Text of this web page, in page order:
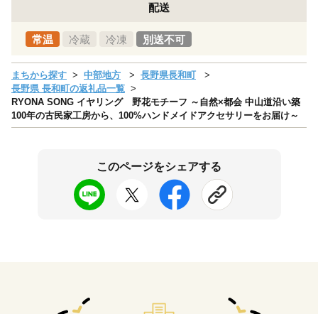
配送
常温 冷蔵 冷凍 別送不可
まちから探す 中部地方
長野県長和町
長野県 長和町の返礼品一覧
RYONA SONG イヤリング 野花モチーフ ～自然×都会 中山道沿い築
100年の古民家工房から、100%ハンドメイドアクセサリーをお届け～
このページをシェアする